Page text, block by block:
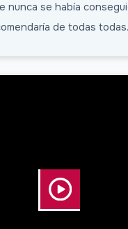
nunca se había
de todas